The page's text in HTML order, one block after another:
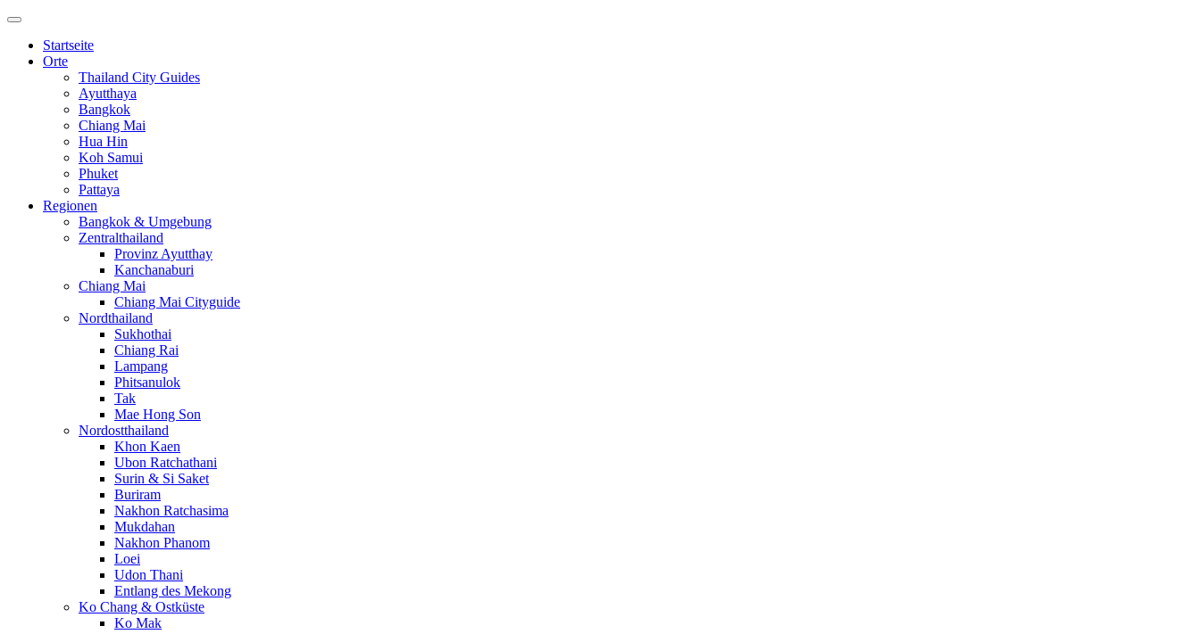
Startseite
Orte
Thailand City Guides
Ayutthaya
Bangkok
Chiang Mai
Hua Hin
Koh Samui
Phuket
Pattaya
Regionen
Bangkok & Umgebung
Zentralthailand
Provinz Ayutthay
Kanchanaburi
Chiang Mai
Chiang Mai Cityguide
Nordthailand
Sukhothai
Chiang Rai
Lampang
Phitsanulok
Tak
Mae Hong Son
Nordostthailand
Khon Kaen
Ubon Ratchathani
Surin & Si Saket
Buriram
Nakhon Ratchasima
Mukdahan
Nakhon Phanom
Loei
Udon Thani
Entlang des Mekong
Ko Chang & Ostküste
Ko Mak